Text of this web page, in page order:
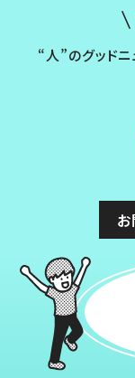
“人”のグッド